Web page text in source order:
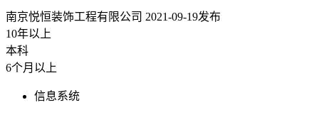
南京悦恒装饰工程有限公司 2021-09-19发布
10年以上
本科
6个月以上
信息系统